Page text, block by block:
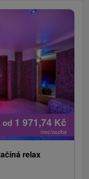
od 1 971,74 Kč
/noc/osoba
relax